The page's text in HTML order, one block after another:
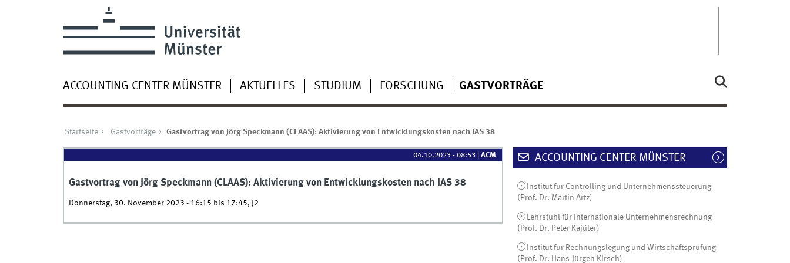
ACCOUNTING CENTER MÜNSTER AKTUELLES STUDIUM FORSCHUNG GASTVORTRÄGE
Startseite Gastvorträge Gastvortrag von Jörg Speckmann (CLAAS): Aktivierung von Entwicklungskosten nach IAS 38
04.10.2023 - 08:53 |ACM
Gastvortrag von Jörg Speckmann (CLAAS): Aktivierung von Entwicklungskosten nach IAS 38
Donnerstag, 30. November 2023 - 16:15 bis 17:45, J2
ACCOUNTING CENTER MÜNSTER
Institut für Controlling und Unternehmenssteuerung
(Prof. Dr. Martin Artz)
Lehrstuhl für Internationale Unternehmensrechnung
(Prof. Dr. Peter Kajüter)
Institut für Rechnungslegung und Wirtschaftsprüfung
(Prof. Dr. Hans-Jürgen Kirsch)